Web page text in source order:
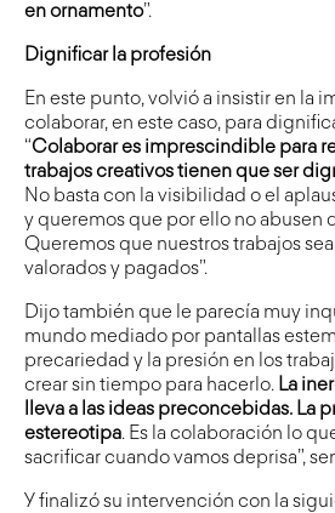
en ornamento”.
Dignificar la profesión
En este punto, volvió a insistir en la
colaborar, en este caso, para
“Colaborar es imprescindible para
trabajos creativos tienen que ser
No basta con la visibilidad o el
y queremos que por ello no abusen
Queremos que nuestros trabajos
valorados y pagados”.
Dijo también que le parecía muy
mundo mediado por pantallas
precariedad y la presión en los
crear sin tiempo para hacerlo. La
lleva a las ideas preconcebidas. La
estereotipa. Es la colaboración lo
sacrificar cuando vamos deprisa”,
Y finalizó su intervención con la